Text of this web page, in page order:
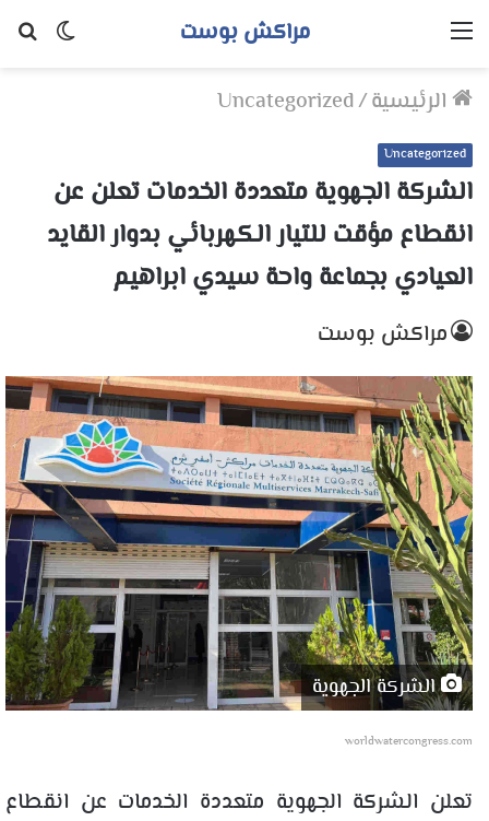
الوضع
مراكش بوست القائمة
الرئيسية/
Uncategorized
Uncategorized
الشركة الجهوية متعددة الخدمات تعلن عن
انقطاع مؤقت للتيار الكهربائي بدوار القايد
العيادي بجماعة واحة سيدي ابراهيم
مراكش بوست
الشركة الجهوية
worldwatercongress.com
تعلن الشركة الجهوية متعددة الخدمات عن انقطاع